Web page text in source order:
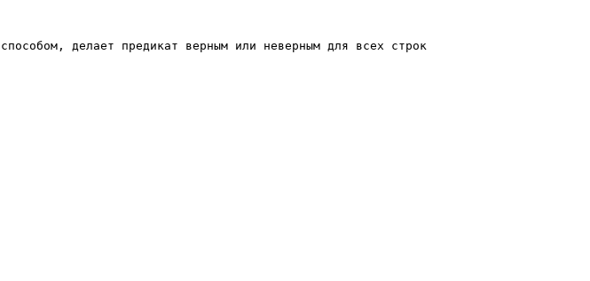
делает предикат верным или неверным для всех строк